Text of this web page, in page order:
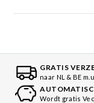
GRATIS
naar NL & BE
Wordt gratis